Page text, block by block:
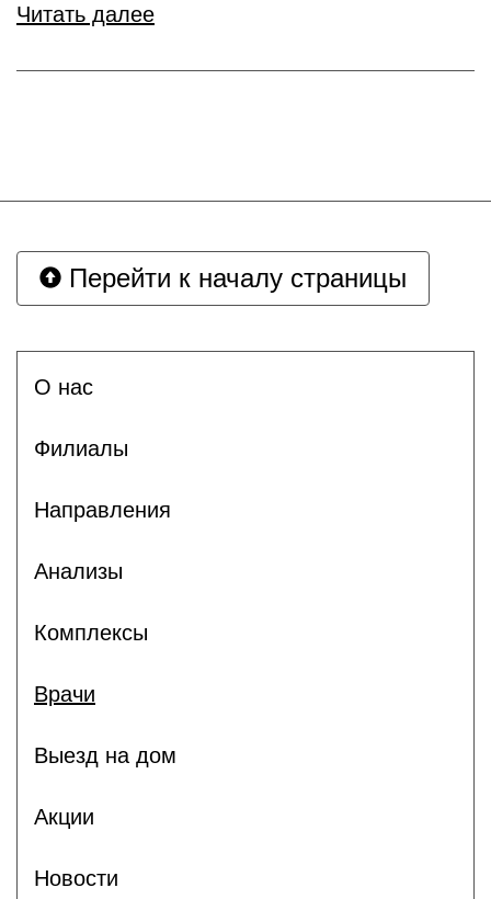
Читать далее
Перейти к началу страницы
О нас
Филиалы
Направления
Анализы
Комплексы
Врачи
Выезд на дом
Акции
Новости